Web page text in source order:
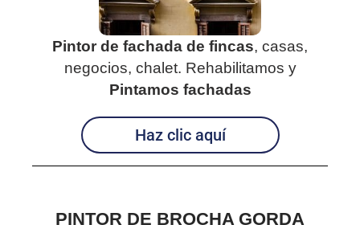
Pintor de fachada de fincas, casas,
negocios, chalet. Rehabilitamos y
Pintamos fachadas
Haz clic aquí
PINTOR DE BROCHA GORDA